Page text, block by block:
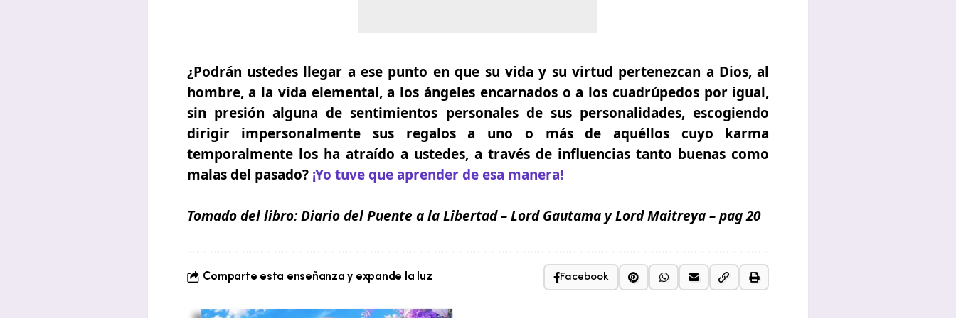
¿Podrán ustedes llegar a ese punto en que su vida y su virtud pertenezcan a Dios, al
hombre, a la vida elemental, a los ángeles encarnados o a los cuadrúpedos por igual,
sin presión alguna de sentimientos personales de sus personalidades, escogiendo
dirigir impersonalmente sus regalos a uno o más de aquéllos cuyo karma
temporalmente los ha atraído a ustedes, a través de influencias tanto buenas como
malas del pasado?¡Yo tuve que aprender de esa manera!
Tomado del libro:Diario del Puente a la Libertad– Lord Gautama y Lord Maitreya– pag 20
Comparte esta enseñanza y expande la luz Facebook